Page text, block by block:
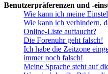
Benutzerpräferenzen und -
Wie kann ich meine
Wie kann ich verhindern,
Online-Liste auftaucht?
Die Forenuhr geht falsch!
Ich habe die Zeitzone
immer noch falsch!
Meine Sprache steht auf